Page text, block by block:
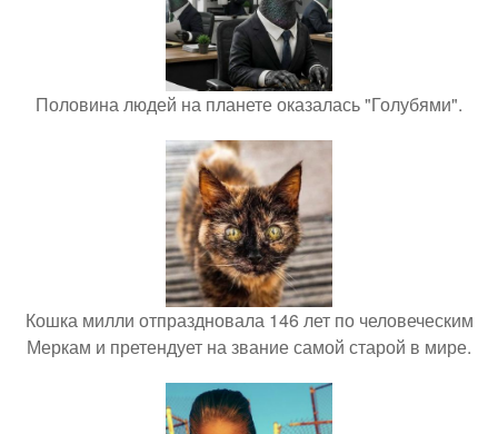
Половина людей на планете оказалась "Голубями".
Кошка милли отпраздновала 146 лет по человеческим
Меркам и претендует на звание самой старой в мире.